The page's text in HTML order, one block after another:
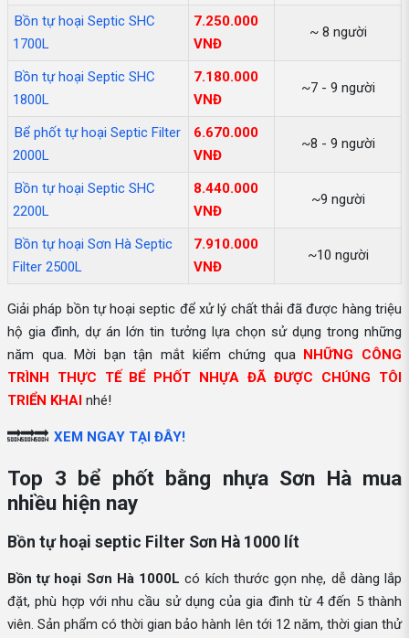
Bồn tự hoại Septic SHC
1700L
7.250.000
VNĐ
~ 8 người
Bồn tự hoại Septic SHC
1800L
7.180.000
VNĐ
~7 - 9 người
Bể phốt tự hoại Septic Filter
2000L
6.670.000
VNĐ
~8 - 9 người
Bồn tự hoại Septic SHC
2200L
8.440.000
VNĐ
~9 người
Bồn tự hoại Sơn Hà Septic
Filter 2500L
7.910.000
VNĐ
~10 người
Giải pháp bồn tự hoại septic để xử lý chất thải đã được hàng triệu
hộ gia đình, dự án lớn tin tưởng lựa chọn sử dụng trong những
năm qua. Mời bạn tận mắt kiểm chứng qua
NHỮNG CÔNG
TRÌNH THỰC TẾ BỂ PHỐT NHỰA ĐÃ ĐƯỢC CHÚNG TÔI
TRIỂN KHAI nhé!
🔜🔜🔜 XEM NGAY TẠI ĐÂY!
Top 3 bể phốt bằng nhựa Sơn Hà mua
nhiều hiện nay
Bồn tự hoại septic Filter Sơn Hà 1000 lít
Bồn tự hoại Sơn Hà 1000Lcó kích thước gọn nhẹ, dễ dàng lắp
đặt, phù hợp với nhu cầu sử dụng của gia đình từ 4 đến 5 thành
viên. Sản phẩm có thời gian bảo hành lên tới 12 năm, thời gian thử